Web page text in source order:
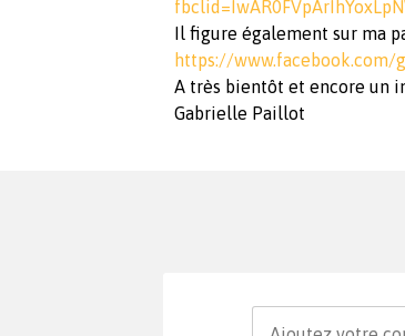
Il figure également sur ma
https://www.facebook.com/
A très bientôt et encore un
Gabrielle Paillot